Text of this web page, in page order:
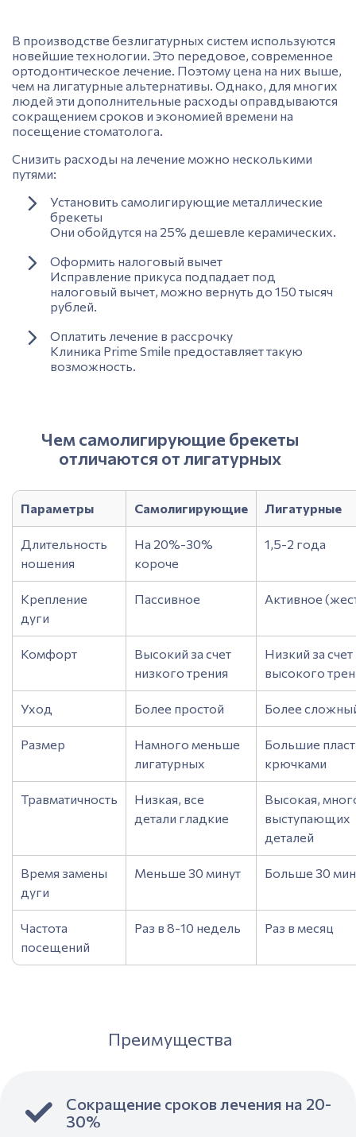
В производстве безлигатурных систем используются
новейшие технологии. Это передовое, современное
ортодонтическое лечение. Поэтому цена на них выше,
чем на лигатурные альтернативы. Однако, для многих
людей эти дополнительные расходы оправдываются
сокращением сроков и экономией времени на
посещение стоматолога.
Снизить расходы на лечение можно несколькими
путями:
Установить самолигирующие металлические
брекеты
Они обойдутся на 25% дешевле керамических.
Оформить налоговый вычет
Исправление прикуса подпадает под
налоговый вычет, можно вернуть до 150 тысяч
рублей.
Оплатить лечение в рассрочку
Клиника Prime Smile предоставляет такую
возможность.
Чем самолигирующие брекеты
отличаются от лигатурных
Параметры Самолигирующие Лигатурные
Длительность
ношения
На 20%-30%
короче
1,5-2 года
Крепление
дуги
Пассивное Активное
Комфорт
Высокий за счет
низкого трения
Низкий за счет
высокого
Уход Более простой Более
Размер
Намного меньше
лигатурных
Большие
крючками
Травматичность
Низкая, все
детали гладкие
Высокая,
выступающих
деталей
Время замены
дуги
Меньше 30 минут Больше 30
Частота
посещений
Раз в 8-10 недель Раз в месяц
Преимущества
Сокращение сроков лечения на 20-
30%